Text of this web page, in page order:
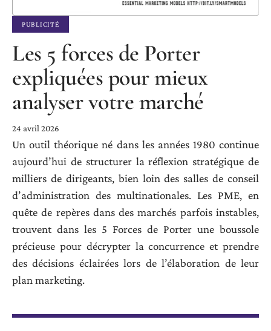
PUBLICITÉ
Les 5 forces de Porter
expliquées pour mieux
analyser votre marché
24 avril 2026
Un outil théorique né dans les années 1980 continue
aujourd’hui de structurer la réflexion stratégique de
milliers de dirigeants, bien loin des salles de conseil
d’administration des multinationales. Les PME, en
quête de repères dans des marchés parfois instables,
trouvent dans les 5 Forces de Porter une boussole
précieuse pour décrypter la concurrence et prendre
des décisions éclairées lors de l’élaboration de leur
plan marketing.